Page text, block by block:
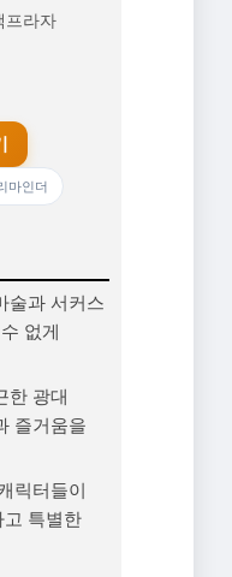
프라자
마인더
술과 서커스
없게
한 광대
즐거움을
릭터들이
특별한